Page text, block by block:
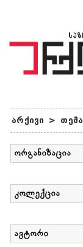
არქივი >
ორგანიზაცია
კოლექცია
ავტორი